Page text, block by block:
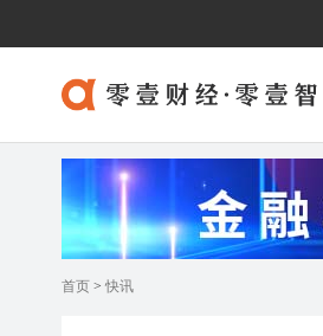
首页 > 快讯